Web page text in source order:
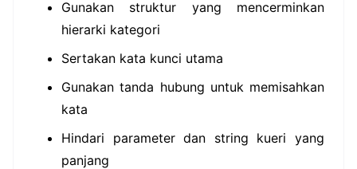
Gunakan struktur yang mencerminkan
hierarki kategori
Sertakan kata kunci utama
Gunakan tanda hubung untuk memisahkan
kata
Hindari parameter dan string kueri yang
panjang